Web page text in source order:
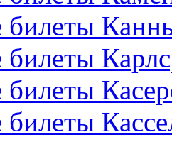
билеты